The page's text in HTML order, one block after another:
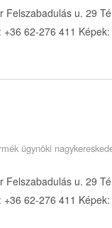
u. 29
62-276 411 Képek:
ügynöki
u. 29
62-276 411 Képek: